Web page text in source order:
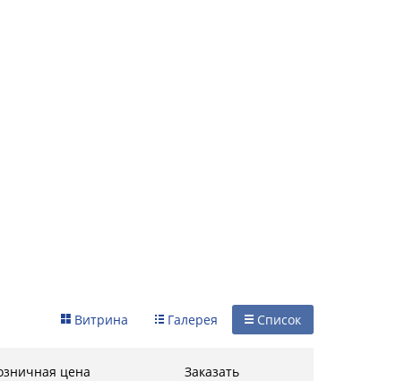
Список
Галерея
Витрина
цена Заказать